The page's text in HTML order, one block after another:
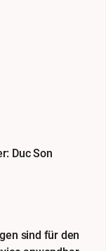
Duc Son
sind für den